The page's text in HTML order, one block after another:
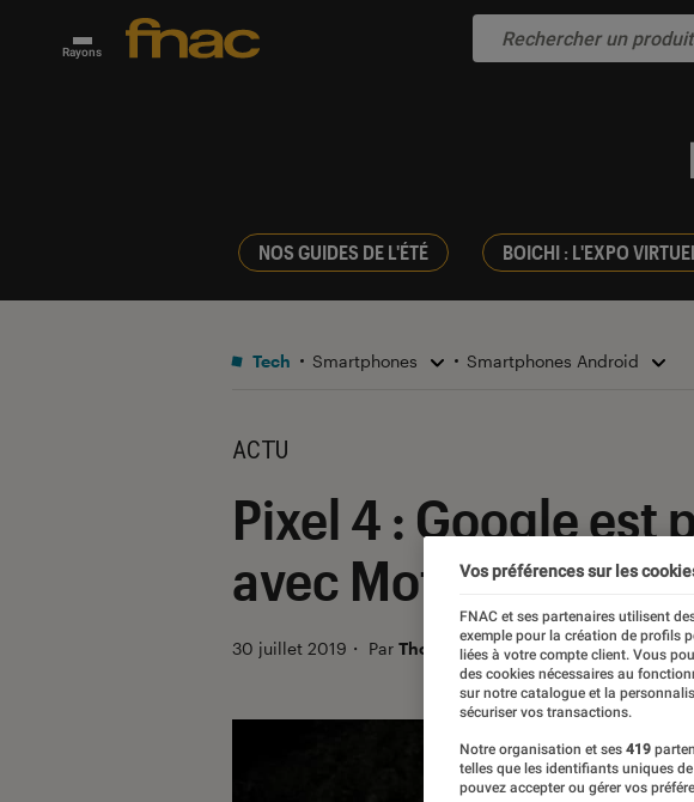
Rayons
NOS GUIDES DE L'ÉTÉ BOICHI : L'EXPO
Tech Smartphones Smartphones Android
ACTU
Pixel 4 : Google est
avec Motion Sense
30 juillet 2019 ・ Par Thomas Estimbre
Vos préférences sur les
FNAC et ses partenaires utilisent
exemple pour la création de profils
liées à votre compte client. Vous
des cookies nécessaires au
sur notre catalogue et la
sécuriser vos transactions.
Notre organisation et ses 419
telles que les identifiants uniques
pouvez accepter ou gérer vos